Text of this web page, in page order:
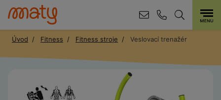
Úvod Fitness Fitness stroje Veslovací trenažér